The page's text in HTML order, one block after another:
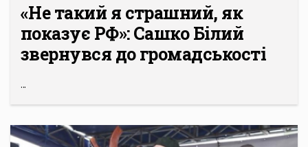
«Не такий я страшний, як
показує РФ»: Сашко Білий
звернувся до громадськості
...